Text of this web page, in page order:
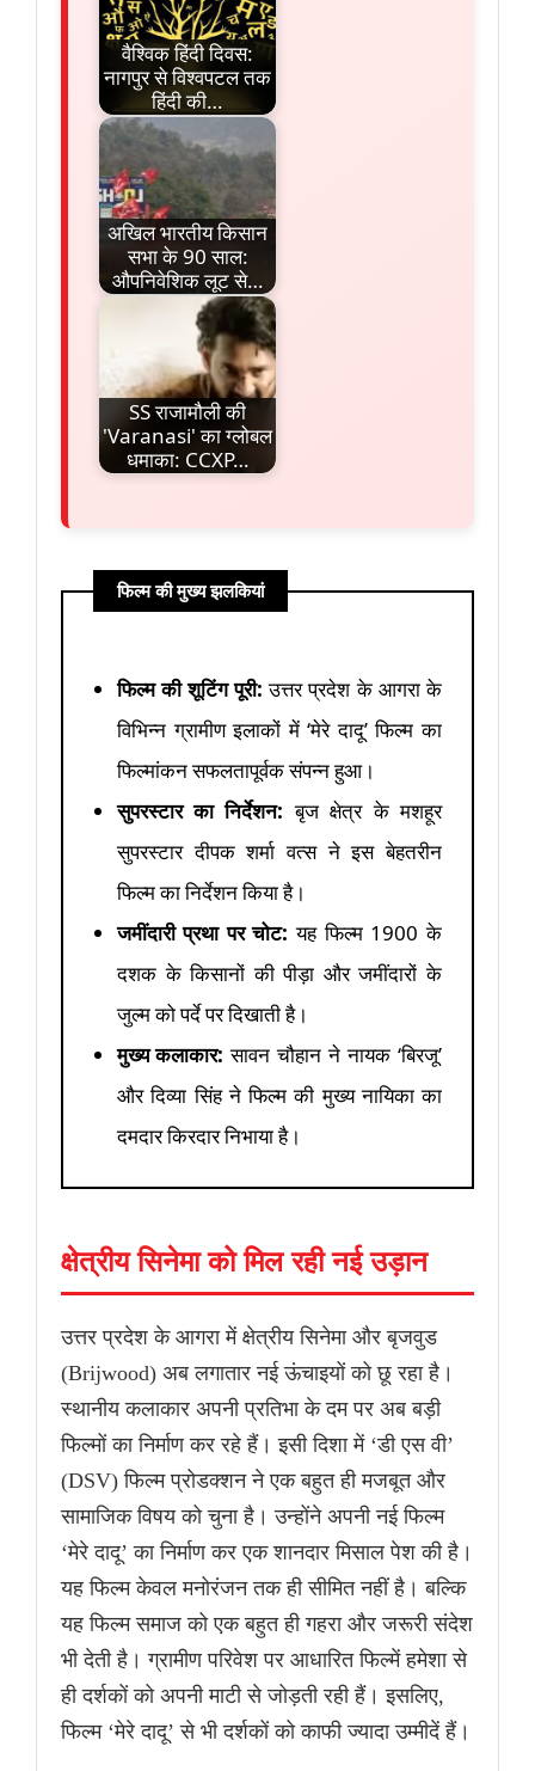
वैश्विक हिंदी दिवस:
नागपुर से विश्वपटल तक
हिंदी की…
अखिल भारतीय किसान
सभा के 90 साल:
औपनिवेशिक लूट से…
SS राजामौली की
'Varanasi' का ग्लोबल
धमाका: CCXP…
फिल्म की मुख्य झलकियां
फिल्म की शूटिंग पूरी: उत्तर प्रदेश के आगरा के
विभिन्न ग्रामीण इलाकों में ‘मेरे दादू’ फिल्म का
फिल्मांकन सफलतापूर्वक संपन्न हुआ।
सुपरस्टार का निर्देशन: बृज क्षेत्र के मशहूर
सुपरस्टार दीपक शर्मा वत्स ने इस बेहतरीन
फिल्म का निर्देशन किया है।
जमींदारी प्रथा पर चोट: यह फिल्म 1900 के
दशक के किसानों की पीड़ा और जमींदारों के
जुल्म को पर्दे पर दिखाती है।
मुख्य कलाकार: सावन चौहान ने नायक ‘बिरजू’
और दिव्या सिंह ने फिल्म की मुख्य नायिका का
दमदार किरदार निभाया है।
क्षेत्रीय सिनेमा को मिल रही नई उड़ान
उत्तर प्रदेश के आगरा में क्षेत्रीय सिनेमा और बृजवुड
(Brijwood) अब लगातार नई ऊंचाइयों को छू रहा है।
स्थानीय कलाकार अपनी प्रतिभा के दम पर अब बड़ी
फिल्मों का निर्माण कर रहे हैं। इसी दिशा में ‘डी एस वी’
(DSV) फिल्म प्रोडक्शन ने एक बहुत ही मजबूत और
सामाजिक विषय को चुना है। उन्होंने अपनी नई फिल्म
‘मेरे दादू’ का निर्माण कर एक शानदार मिसाल पेश की है।
यह फिल्म केवल मनोरंजन तक ही सीमित नहीं है। बल्कि
यह फिल्म समाज को एक बहुत ही गहरा और जरूरी संदेश
भी देती है। ग्रामीण परिवेश पर आधारित फिल्में हमेशा से
ही दर्शकों को अपनी माटी से जोड़ती रही हैं। इसलिए,
फिल्म ‘मेरे दादू’ से भी दर्शकों को काफी ज्यादा उम्मीदें हैं।